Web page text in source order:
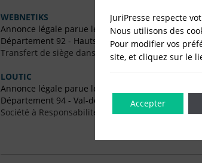
WEBNETIKS
Annonce légale parue le Vendredi 10 Mars 2017
Département 92 - Hauts-de-Seine
Transfert de siège dans un Autre Département
LOUTIC
Annonce légale parue le Vendredi 15 Avril 2016
Département 94 - Val-de-Marne
Société à Responsabilité Limitée (SARL)
JuriPresse respecte
Nous utilisons des
Pour modifier vos
site, et cliquez sur le
Accepter